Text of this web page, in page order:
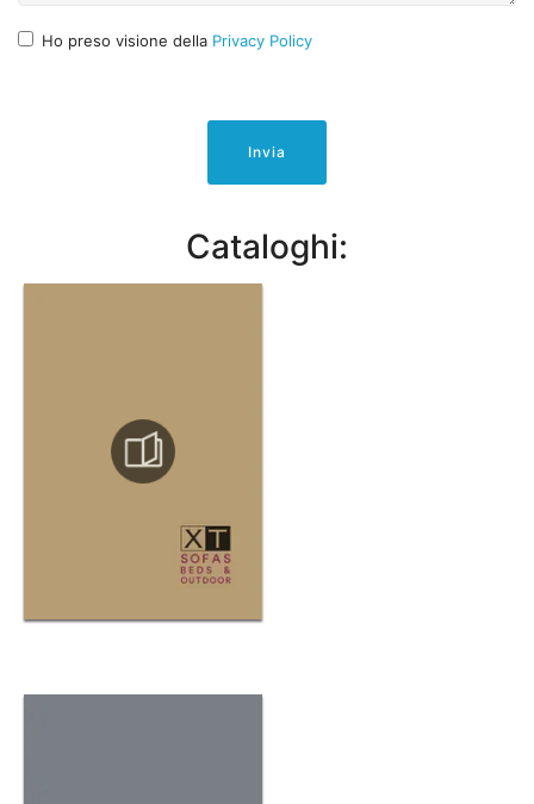
Ho preso visione della Privacy Policy
Invia
Cataloghi: